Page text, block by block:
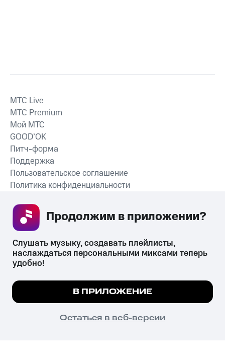
СКАЧАТЬ ПРИЛОЖЕНИЕ
MTС Live
MTС Premium
Мой МТС
GOOD’OK
Питч-форма
Поддержка
Пользовательское соглашение
Политика конфиденциальности
психотропных веществ, их аналогов причиняет вред здоровью,
их незаконный оборот запрещён и влечёт установленную
законодательством ответственность.
© 2026 ООО «КИОН».
Все права защищены
Мы используем куки, чтобы на сайте все
Подробнее
ПОНЯТНО
Слушать музыку, создавать плейлисты,
наслаждаться персональными миксами теперь
удобно!
В ПРИЛОЖЕНИЕ
Остаться в веб-версии